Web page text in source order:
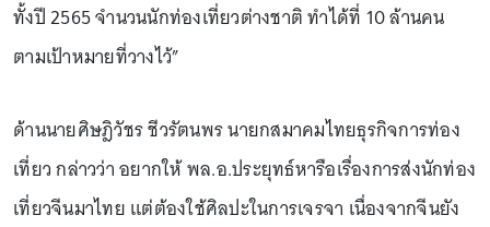
ทั้งปี 2565 จำนวนนักท่องเที่ยวต่างชาติ ทำได้ที่ 10 ล้านคน
ตามเป้าหมายที่วางไว้”
ด้านนายศิษฎิวัชร ชีวรัตนพร นายกสมาคมไทยธุรกิจการท่อง
เที่ยว กล่าวว่า อยากให้ พล.อ.ประยุทธ์หารือเรื่องการส่งนักท่อง
เที่ยวจีนมาไทย แต่ต้องใช้ศิลปะในการเจรจา เนื่องจากจีนยัง